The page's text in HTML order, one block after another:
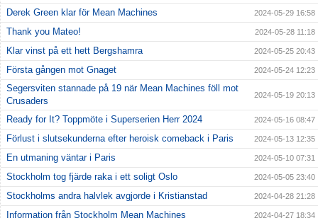
Derek Green klar för Mean Machines 2024-05-29 16:58
Thank you Mateo! 2024-05-28 11:18
Klar vinst på ett hett Bergshamra 2024-05-25 20:43
Första gången mot Gnaget 2024-05-24 12:23
Segersviten stannade på 19 när Mean Machines föll mot
Crusaders
2024-05-19 20:13
Ready for It? Toppmöte i Superserien Herr 2024 2024-05-16 08:47
Förlust i slutsekunderna efter heroisk comeback i Paris 2024-05-13 12:35
En utmaning väntar i Paris 2024-05-10 07:31
Stockholm tog fjärde raka i ett soligt Oslo 2024-05-05 23:40
Stockholms andra halvlek avgjorde i Kristianstad 2024-04-28 21:28
Information från Stockholm Mean Machines 2024-04-27 18:34